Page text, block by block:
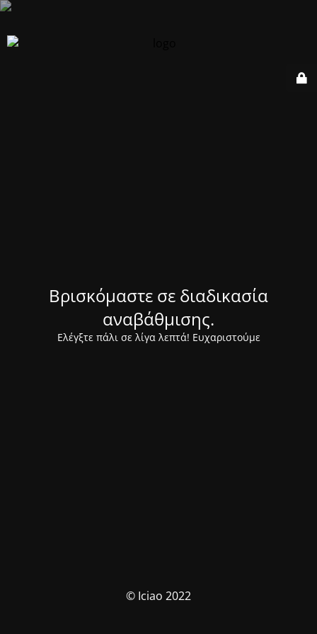
Βρισκόμαστε σε διαδικασία
αναβάθμισης.
Ελέγξτε πάλι σε λίγα λεπτά! Ευχαριστούμε
© Iciao 2022